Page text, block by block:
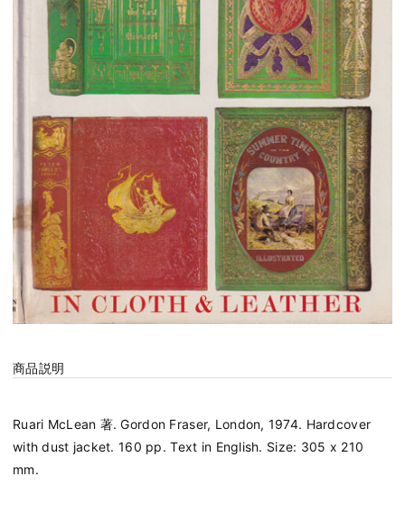
商品説明
Ruari McLean 著. Gordon Fraser, London, 1974. Hardcover
with dust jacket. 160 pp. Text in English. Size: 305 x 210
mm.